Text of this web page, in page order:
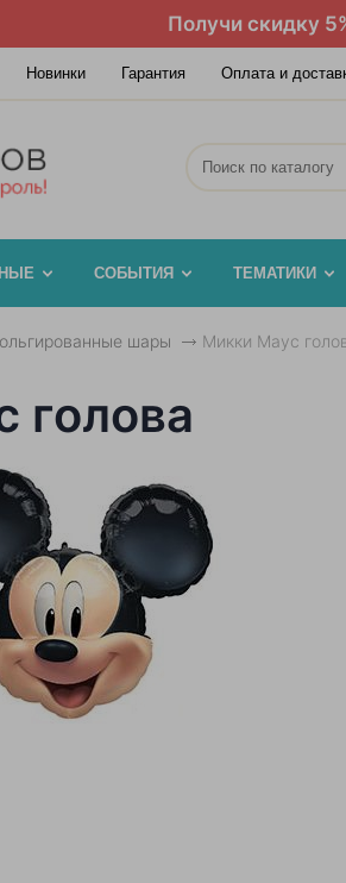
Получи скидку
Новинки Гарантия Оплата и
СОБЫТИЯ ТЕМАТИКИ
шары Микки Маус
голова